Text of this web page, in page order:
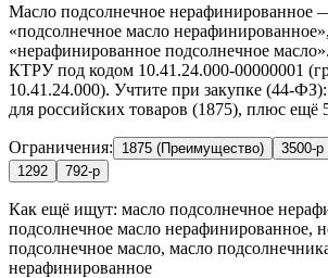
Масло подсолнечное нерафинированное
«подсолнечное масло нерафинированное»,
«нерафинированное подсолнечное
КТРУ под кодом 10.41.24.000-00000001
10.41.24.000). Учтите при закупке (44-
для российских товаров (1875), плюс ещё
Ограничения: 1875 (Преимущество) 3500-
1292
792-р
Как ещё ищут: масло подсолнечное
подсолнечное масло нерафинированное,
подсолнечное масло, масло
нерафинированное